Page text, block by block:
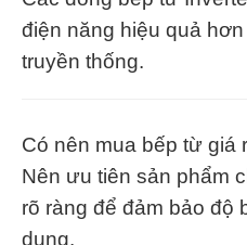
điện năng hiệu quả
truyền thống.
Có nên mua bếp từ giá
Nên ưu tiên sản phẩm
rõ ràng để đảm bảo độ
dụng.